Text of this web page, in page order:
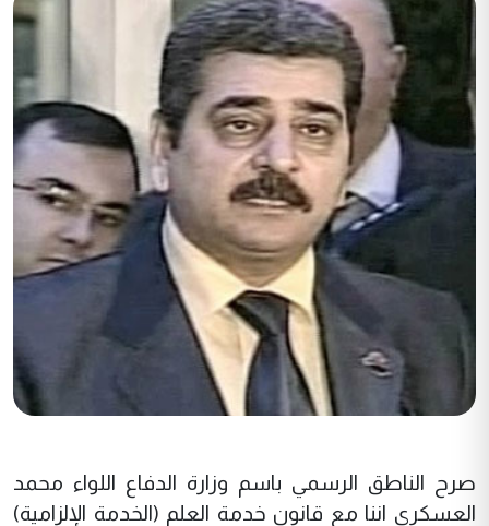
صرح الناطق الرسمي باسم وزارة الدفاع اللواء محمد
العسكري اننا مع قانون خدمة العلم (الخدمة الإلزامية)